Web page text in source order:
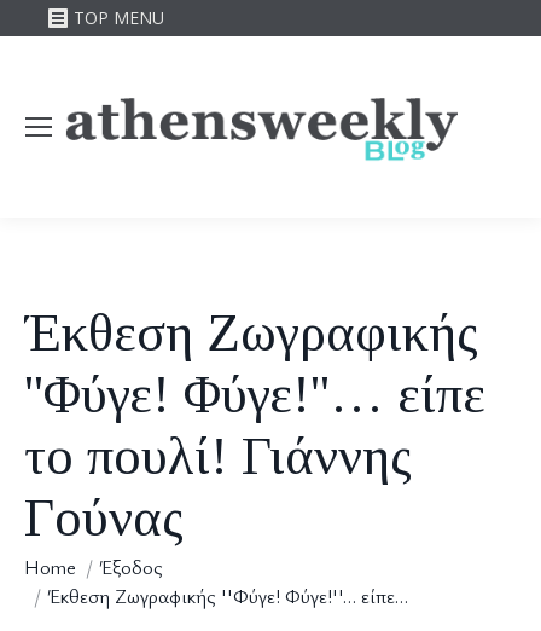
TOP MENU
Έκθεση Ζωγραφικής
''Φύγε! Φύγε!''… είπε
το πουλί! Γιάννης
Γούνας
You are here:
Home
Έξοδος
Έκθεση Ζωγραφικής ''Φύγε! Φύγε!''… είπε…